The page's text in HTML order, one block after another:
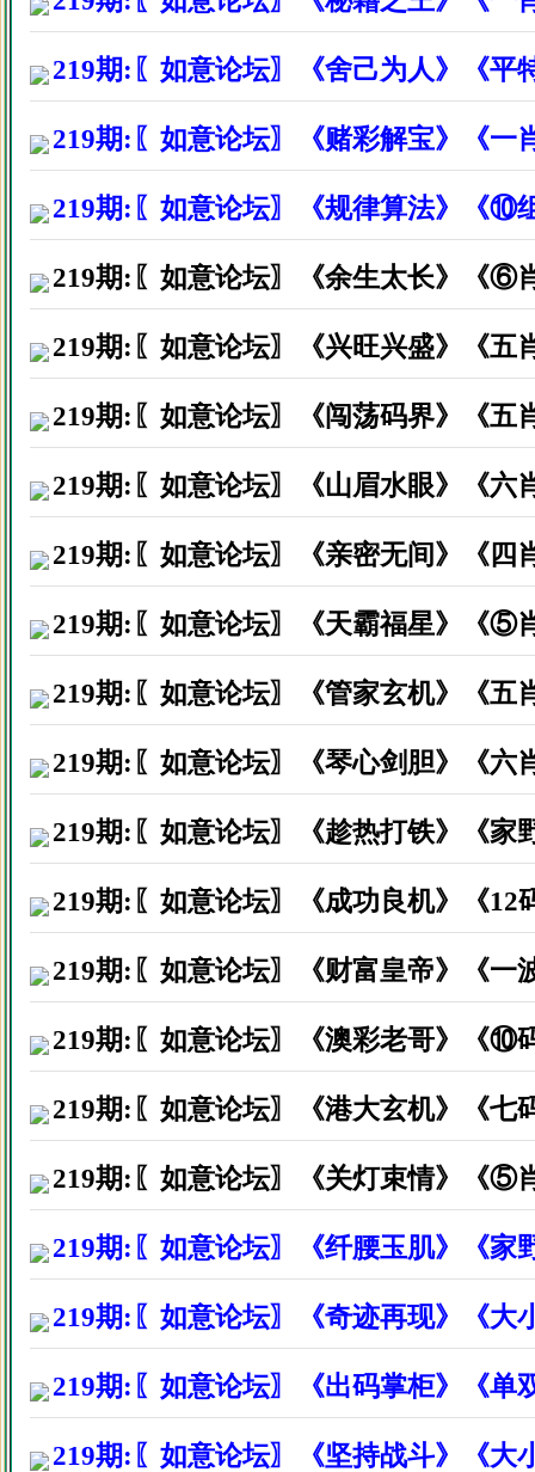
湖南株洲市漆先生因打赏资料
南宁市宾阳县蓝生因打赏资料
福建长乐市刘先生因打赏资料
江西九江市谭先生因打赏资料
广东省英德市林生因打赏资料
福建厦门市叶先生因打赏资料
广东惠州市黄先生因打赏资料
湖南长沙市谭小姐因打赏资料
四川省达县陈先生因打赏资料
广东珠海市沈先生因打赏资料
广东东莞市李先生因打赏资料
福建龙岩市周先生因打赏资料
广州市花都区先生因打赏资料
浙江台州市曹先生因打赏资料
广西天等县李先生因打赏资料
佛山南海区彭先生因打赏资料
浙江省温州市李生因打赏资料
上海宝山区周先生因打赏资料
广东省汕尾市王生因打赏资料
河北荆州市凡先生因打赏资料
广州珠海区郭小姐因打赏资料
广州番禺区颜先生因打赏资料
深圳平湖镇谢先生因打赏资料
广东韶关市林先生因打赏资料
东莞厚街镇黄先生因打赏资料
东莞石揭镇陈先生因打赏资料
广西梧州市姚先生因打赏资料
广西北流市廖先生因打赏资料
219期:〖如意论坛〗《舍己为人》《平
219期:〖如意论坛〗《赌彩解宝》《一
219期:〖如意论坛〗《规律算法》《⑩
219期:〖如意论坛〗《余生太长》《⑥
219期:〖如意论坛〗《兴旺兴盛》《五
219期:〖如意论坛〗《闯荡码界》《五
219期:〖如意论坛〗《山眉水眼》《六
219期:〖如意论坛〗《亲密无间》《四
219期:〖如意论坛〗《天霸福星》《⑤
219期:〖如意论坛〗《管家玄机》《五
219期:〖如意论坛〗《琴心剑胆》《六
219期:〖如意论坛〗《趁热打铁》《家
219期:〖如意论坛〗《成功良机》《12
219期:〖如意论坛〗《财富皇帝》《一
219期:〖如意论坛〗《澳彩老哥》《⑩
219期:〖如意论坛〗《港大玄机》《七
219期:〖如意论坛〗《关灯束情》《⑤
219期:〖如意论坛〗《纤腰玉肌》《家
219期:〖如意论坛〗《奇迹再现》《大
219期:〖如意论坛〗《出码掌柜》《单
219期:〖如意论坛〗《坚持战斗》《大